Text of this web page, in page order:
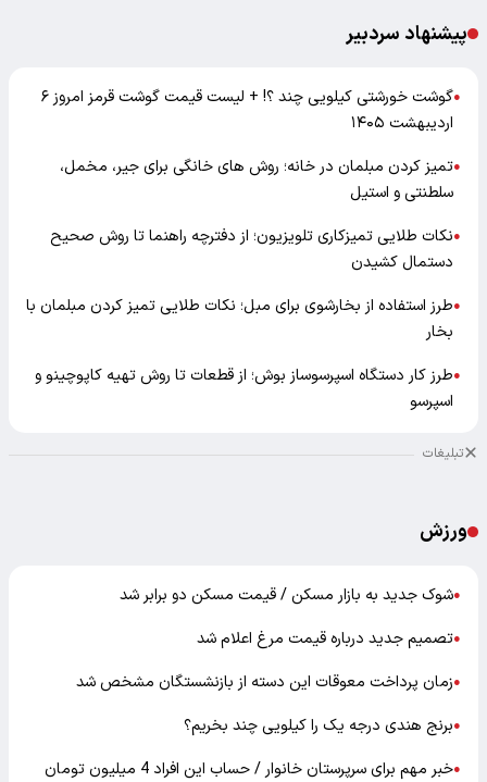
پیشنهاد سردبیر
●
گوشت خورشتی کیلویی چند ؟! + لیست قیمت گوشت قرمز امروز ۶
اردیبهشت ۱۴۰۵
●تمیز کردن مبلمان در خانه؛ روش های خانگی برای جیر، مخمل،
سلطنتی و استیل
●نکات طلایی تمیزکاری تلویزیون؛ از دفترچه راهنما تا روش صحیح
دستمال کشیدن
●طرز استفاده از بخارشوی برای مبل؛ نکات طلایی تمیز کردن مبلمان با
بخار
●طرز کار دستگاه اسپرسوساز بوش؛ از قطعات تا روش تهیه کاپوچینو و
اسپرسو
تبلیغات
ورزش
●شوک جدید به بازار مسکن / قیمت مسکن دو برابر شد
●تصمیم جدید درباره قیمت مرغ اعلام شد
●زمان پرداخت معوقات این دسته از بازنشستگان مشخص شد
●برنج هندی درجه یک را کیلویی چند بخریم؟
●
خبر مهم برای سرپرستان خانوار / حساب این افراد 4 میلیون تومان